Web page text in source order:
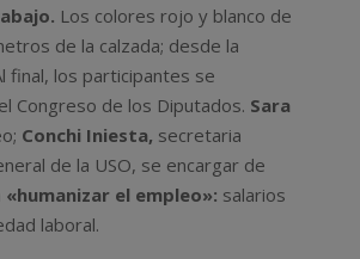
Los colores rojo y blanco de
de la calzada; desde la
final, los participantes se
Congreso de los Diputados. Sara
Conchi Iniesta, secretaria
de la USO, se encargar de
«humanizar el empleo»: salarios
laboral.